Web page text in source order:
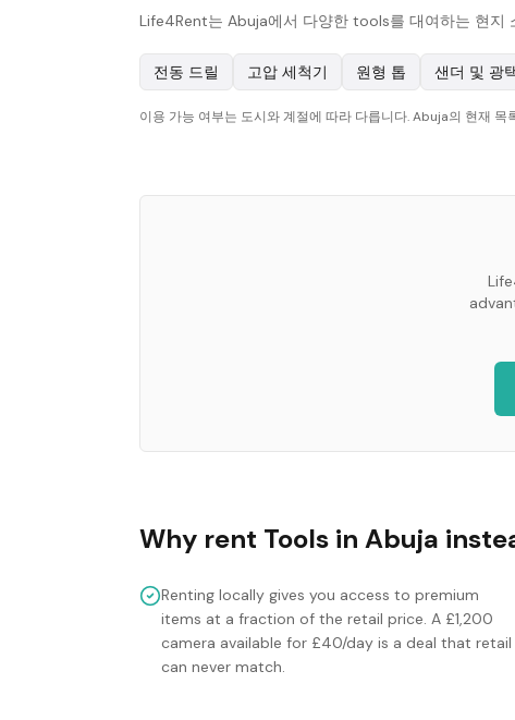
Life4Rent는 Abuja에서 다양한 tools를 대여하는 현지
전동 드릴 고압 세척기 원형 톱 샌더 및 광
이용 가능 여부는 도시와 계절에 따라 다릅니다. Abuja의 현재
Why rent Tools in Abuja
Renting locally gives you access to premium
items at a fraction of the retail price. A £1,200
camera available for £40/day is a deal that retail
can never match.